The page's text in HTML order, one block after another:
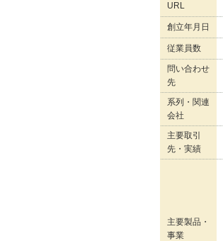
URL
創立年月日
従業員数
問い合わせ
先
系列・関連
会社
主要取引
先・実績
主要製品・
事業